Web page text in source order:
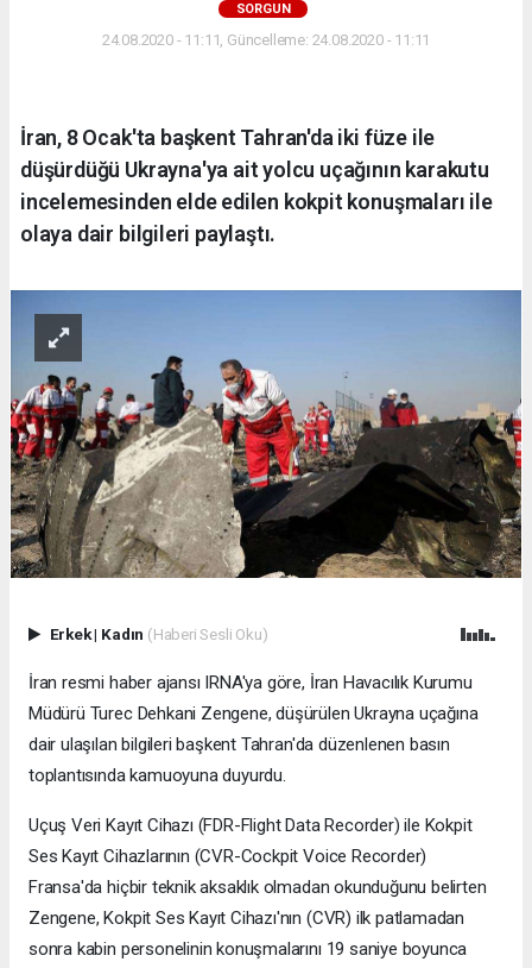
SORGUN
24.08.2020 - 11:11, Güncelleme: 24.08.2020 - 11:11
İran, 8 Ocak'ta başkent Tahran'da iki füze ile
düşürdüğü Ukrayna'ya ait yolcu uçağının karakutu
incelemesinden elde edilen kokpit konuşmaları ile
olaya dair bilgileri paylaştı.
Erkek| Kadın (Haberi Sesli Oku)
İran resmi haber ajansı IRNA'ya göre, İran Havacılık Kurumu
Müdürü Turec Dehkani Zengene, düşürülen Ukrayna uçağına
dair ulaşılan bilgileri başkent Tahran'da düzenlenen basın
toplantısında kamuoyuna duyurdu.
Uçuş Veri Kayıt Cihazı (FDR-Flight Data Recorder) ile Kokpit
Ses Kayıt Cihazlarının (CVR-Cockpit Voice Recorder)
Fransa'da hiçbir teknik aksaklık olmadan okunduğunu belirten
Zengene, Kokpit Ses Kayıt Cihazı'nın (CVR) ilk patlamadan
sonra kabin personelinin konuşmalarını 19 saniye boyunca